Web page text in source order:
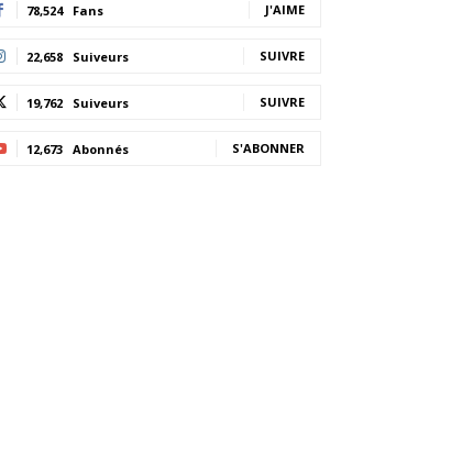
78,524 Fans J'AIME
22,658 Suiveurs SUIVRE
19,762 Suiveurs SUIVRE
12,673 Abonnés S'ABONNER